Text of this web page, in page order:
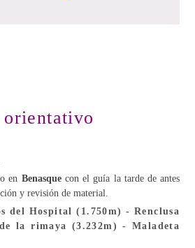
orientativo
en Benasquecon el guía la tarde de antes
y revisión de material.
del Hospital (1.750m) - Renclusa
la rimaya (3.232m) - Maladeta